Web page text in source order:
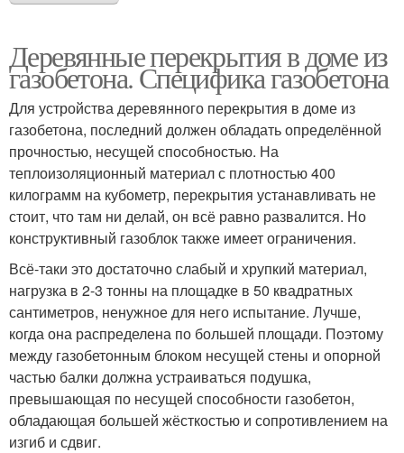
Деревянные перекрытия в доме из
газобетона. Специфика газобетона
Для устройства деревянного перекрытия в доме из
газобетона, последний должен обладать определённой
прочностью, несущей способностью. На
теплоизоляционный материал с плотностью 400
килограмм на кубометр, перекрытия устанавливать не
стоит, что там ни делай, он всё равно развалится. Но
конструктивный газоблок также имеет ограничения.
Всё-таки это достаточно слабый и хрупкий материал,
нагрузка в 2-3 тонны на площадке в 50 квадратных
сантиметров, ненужное для него испытание. Лучше,
когда она распределена по большей площади. Поэтому
между газобетонным блоком несущей стены и опорной
частью балки должна устраиваться подушка,
превышающая по несущей способности газобетон,
обладающая большей жёсткостью и сопротивлением на
изгиб и сдвиг.